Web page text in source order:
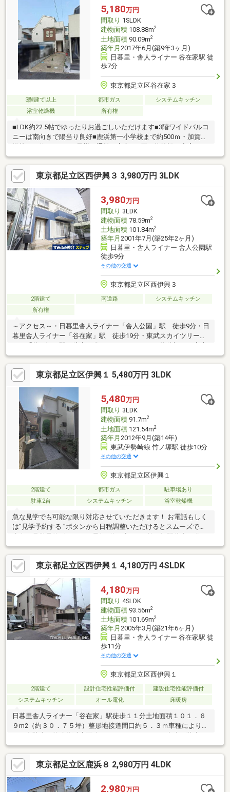
十万円、何百万円の差になることもあります。自己資金なしでも
OK♪車などのローンがあってもOK♪お気軽にご相談ください♪
5,180万円
間取り 1SLDK
建物面積108.88m2
土地面積90.09m2
築年月 2017年6月(築9年3ヶ月)
日暮里・舎人ライナー 谷在家駅 徒
歩7分
東京都足立区谷在家３
3階建て以上 都市ガス
システムキッチン
浴室乾燥機
所有権
■LDK約22.5帖でゆったりお過ごしいただけます■3階ワイドバルコ
ニーは南向きで陽当り良好■鹿浜第一小学校まで約500ｍ・加賀中
エリアです ビッグ・エーまで約300ｍ・セブンイレブンまで約
44ｍ・ドラッグセイムスまで約260ｍ物件のご見学・詳細は、担
当杉山（すぎやま）までお気軽にお問い合わせください。
東京都足立区西伊興３ 3,980万円 3LDK
3,980万円
間取り 3LDK
建物面積78.59m2
土地面積101.84m2
築年月 2001年7月(築25年2ヶ月)
日暮里・舎人ライナー 舎人公園駅
徒歩9分
その他の交通
東京都足立区西伊興３
2階建て 南道路
システムキッチン
所有権
～アクセス～・日暮里舎人ライナー「舎人公園」駅 徒歩9分・日
暮里舎人ライナー「谷在家」駅 徒歩19分・東武スカイツリーラ
地面積：101.84㎡◇建物面積：78.59㎡（1F：38.85㎡、2F：39.74
㎡）◇築年数：2001年7月築◇浴室に窓あり◇各階にトイレあり
◇オール電化◇外壁、屋根塗装済（2023年1月）・アルミサイデ
ィング材、遮熱塗料使用
東京都足立区伊興１ 5,480万円 3LDK
5,480万円
間取り 3LDK
建物面積91.7m2
土地面積121.54m2
築年月 2012年9月(築14年)
東武伊勢崎線 竹ノ塚駅 徒歩10分
その他の交通
東京都足立区伊興１
2階建て 都市ガス
駐車場あり
駐車2台
システムキッチン 浴室乾燥機
急な見学でも可能な限り対応させていただきます！ お電話もしく
は”見学予約する ”ボタンから日程調整いただけるとスムーズです♪
■WIC3か所、リビング収納・廊下収納2か所・床下収納■南向きバ
ルコニー■トイレ2か所 洗浄便座=周辺環境=たんぽぽ保育所竹の
塚園 …徒歩4分足立区立栗原北小学校 …徒歩5分足立区立第十四
中学校 …徒歩8分西松屋 足立伊興店 …徒歩4分セブンイレブ
ン …徒歩6分西友 …徒歩8分【リオン不動産提携のプレミアム住
宅ローン】◇11疾病団信付き※諸条件あり上記ご相談可能です！
東京都足立区西伊興１ 4,180万円 4SLDK
4,180万円
間取り 4SLDK
建物面積93.56m2
土地面積101.69m2
築年月 2005年3月(築21年6ヶ月)
日暮里・舎人ライナー 谷在家駅 徒
歩11分
その他の交通
東京都足立区西伊興１
2階建て 設計住宅性能評価付
建設住宅性能評価付
システムキッチン
オール電化 床暖房
日暮里舎人ライナー「谷在家」駅徒歩１１分土地面積１０１．６
９m2（約３０．７５坪）整形地接道間口約５．３ｍ車種により車
平成１７年３月築新築時に、設計住宅性能評価書、建設住宅性能
評価書取得物件リビングダイニングキッチンに床暖房（電気温水
タイプ）２面設置オール電化２～３年前に屋根葺き替えしており
ます。現在空室、即時引き渡し可能住環境良好な立地閑静な住宅
街約５０ｍの距離に医療法人社団みやび記念会足立純心クリニッ
東京都足立区鹿浜８ 2,980万円 4LDK
2,980万円